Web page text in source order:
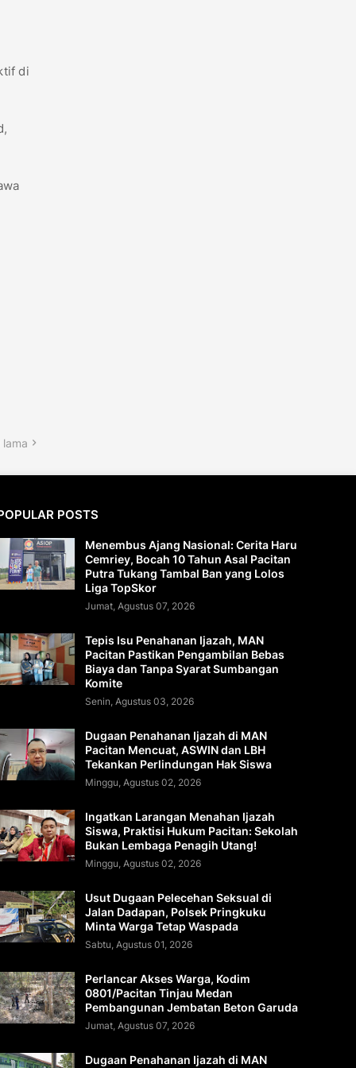
di
lama
POSTS
Menembus Ajang Nasional: Cerita Haru
Cemriey, Bocah 10 Tahun Asal Pacitan
Putra Tukang Tambal Ban yang Lolos
Liga TopSkor
Jumat, Agustus 07, 2026
Tepis Isu Penahanan Ijazah, MAN
Pacitan Pastikan Pengambilan Bebas
Biaya dan Tanpa Syarat Sumbangan
Komite
Senin, Agustus 03, 2026
Dugaan Penahanan Ijazah di MAN
Pacitan Mencuat, ASWIN dan LBH
Tekankan Perlindungan Hak Siswa
Minggu, Agustus 02, 2026
Ingatkan Larangan Menahan Ijazah
Siswa, Praktisi Hukum Pacitan: Sekolah
Bukan Lembaga Penagih Utang!
Minggu, Agustus 02, 2026
Usut Dugaan Pelecehan Seksual di
Jalan Dadapan, Polsek Pringkuku
Minta Warga Tetap Waspada
Sabtu, Agustus 01, 2026
Perlancar Akses Warga, Kodim
0801/Pacitan Tinjau Medan
Pembangunan Jembatan Beton Garuda
Jumat, Agustus 07, 2026
Dugaan Penahanan Ijazah di MAN